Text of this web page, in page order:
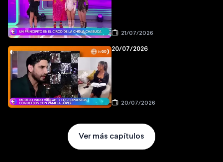
21/07/2026
20/07/2026
20/07/2026
Ver más capítulos